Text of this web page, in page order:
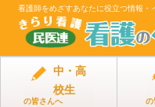
看護師をめざすあなたに役立つ情報・
中・高
校生
の皆さんへ の